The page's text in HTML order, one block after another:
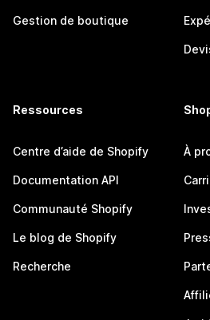
Gestion de boutique
Ressources
Centre d’aide de Shopify
Documentation API
Communauté Shopify
Le blog de Shopify
Recherche
À